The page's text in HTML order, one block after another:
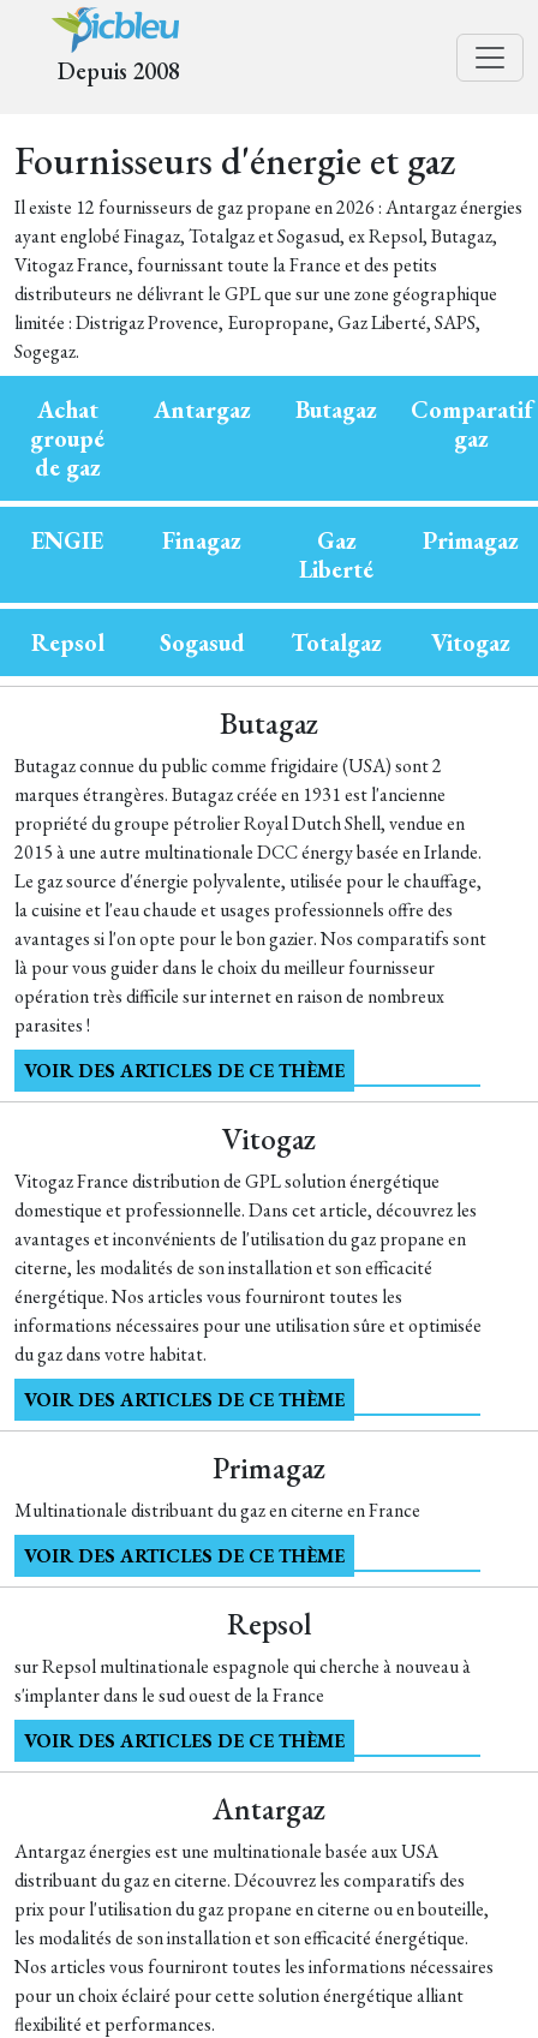
Depuis 2008
Fournisseurs d'énergie et gaz
Il existe 12 fournisseurs de gaz propane en 2026 : Antargaz énergies
ayant englobé Finagaz, Totalgaz et Sogasud, ex Repsol, Butagaz,
Vitogaz France, fournissant toute la France et des petits
distributeurs ne délivrant le GPL que sur une zone géographique
limitée : Distrigaz Provence, Europropane, Gaz Liberté, SAPS,
Sogegaz.
Achat
groupé
de gaz
Antargaz Butagaz
Comparatif
gaz
ENGIE Finagaz
Gaz
Liberté
Primagaz
Repsol Sogasud Totalgaz Vitogaz
Butagaz
Butagaz connue du public comme frigidaire (USA) sont 2
marques étrangères. Butagaz créée en 1931 est l'ancienne
propriété du groupe pétrolier Royal Dutch Shell, vendue en
2015 à une autre multinationale DCC énergy basée en Irlande.
Le gaz source d'énergie polyvalente, utilisée pour le chauffage,
la cuisine et l'eau chaude et usages professionnels offre des
avantages si l'on opte pour le bon gazier. Nos comparatifs sont
là pour vous guider dans le choix du meilleur fournisseur
opération très difficile sur internet en raison de nombreux
parasites !
VOIR DES ARTICLES DE CE THÈME
Vitogaz
Vitogaz France distribution de GPL solution énergétique
domestique et professionnelle. Dans cet article, découvrez les
avantages et inconvénients de l'utilisation du gaz propane en
citerne, les modalités de son installation et son efficacité
énergétique. Nos articles vous fourniront toutes les
informations nécessaires pour une utilisation sûre et optimisée
du gaz dans votre habitat.
VOIR DES ARTICLES DE CE THÈME
Primagaz
Multinationale distribuant du gaz en citerne en France
VOIR DES ARTICLES DE CE THÈME
Repsol
sur Repsol multinationale espagnole qui cherche à nouveau à
s'implanter dans le sud ouest de la France
VOIR DES ARTICLES DE CE THÈME
Antargaz
Antargaz énergies est une multinationale basée aux USA
distribuant du gaz en citerne. Découvrez les comparatifs des
prix pour l'utilisation du gaz propane en citerne ou en bouteille,
les modalités de son installation et son efficacité énergétique.
Nos articles vous fourniront toutes les informations nécessaires
pour un choix éclairé pour cette solution énergétique alliant
flexibilité et performances.